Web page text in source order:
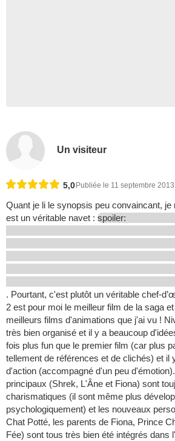
Un visiteur
5,0 Publiée le 11 septembre 2013
Quant je li le synopsis peu convaincant,
est un véritable navet : spoiler:
. Pourtant, c'est plutôt un véritable chef-
2 est pour moi le meilleur film de la saga
meilleurs films d'animations que j'ai vu !
très bien organisé et il y a beaucoup
fois plus fun que le premier film (car plus
tellement de références et de clichés) et il
d'action (accompagné d'un peu
principaux (Shrek, L'Âne et Fiona) sont
charismatiques (il sont même plus
psychologiquement) et les nouveaux
Chat Potté, les parents de Fiona, Prince
Fée) sont tous très bien été intégrés dans